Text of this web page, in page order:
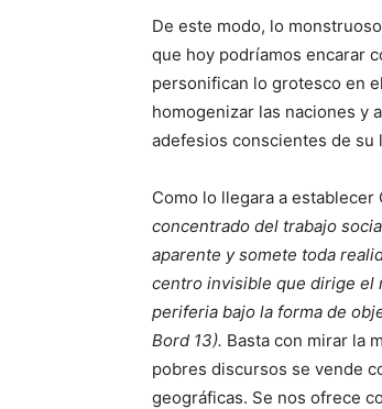
De este modo, lo
que hoy podríamos encarar
personifican lo grotesco en
homogenizar las naciones y
adefesios conscientes de su
Como lo llegara a establecer
concentrado del trabajo
aparente y somete toda
centro invisible que dirige el
periferia bajo la forma de
Bord 13). Basta con mirar la
pobres discursos se vende
geográficas. Se nos ofrece